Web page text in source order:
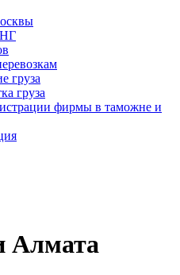
груза
груза
фирмы в таможне и
Алмата